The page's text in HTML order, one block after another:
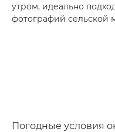
утром, идеально
фотографий сельской
Погодные условия